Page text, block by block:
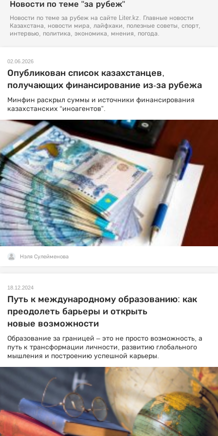
Новости по теме "за рубеж"
Новости по теме за рубеж на сайте Liter.kz. Главные новости
Казахстана, новости мира, лайфхаки, полезные советы, спорт,
интервью, политика, экономика, мнения, погода.
02.06.2026
Опубликован список казахстанцев,
получающих финансирование из-за рубежа
Минфин раскрыл суммы и источники финансирования
казахстанских “иноагентов”.
Нэля Сулейменова
18.12.2024
Путь к международному образованию: как
преодолеть барьеры и открыть
новые возможности
Образование за границей – это не просто возможность, а
путь к трансформации личности, развитию глобального
мышления и построению успешной карьеры.